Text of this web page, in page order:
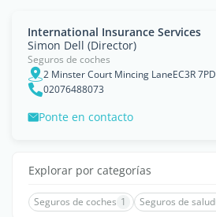
International Insurance Services
Simon Dell (Director)
Seguros de coches
2 Minster Court Mincing LaneEC3R 7PD
02076488073
Ponte en contacto
Explorar por categorías
Seguros de coches 1 Seguros de salud